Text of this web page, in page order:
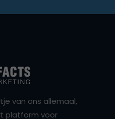
van ons allemaal,
platform voor